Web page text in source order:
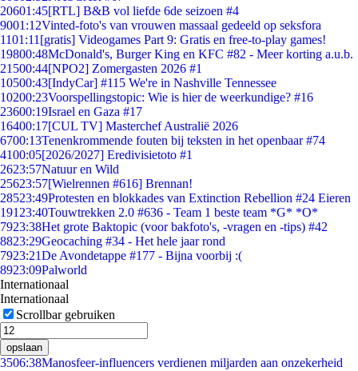
20601:45[RTL] B&B vol liefde 6de seizoen #4
9001:12Vinted-foto's van vrouwen massaal gedeeld op seksfora
1101:11 [gratis] Videogames Part 9: Gratis en free-to-play games!
19800:48McDonald's, Burger King en KFC #82 - Meer korting a.u.b.
21500:44[NPO2] Zomergasten 2026 #1
10500:43[IndyCar] #115 We're in Nashville Tennessee
10200:23Voorspellingstopic: Wie is hier de weerkundige? #16
23600:19Israel en Gaza #17
16400:17[CUL TV] Masterchef Australië 2026
6700:13Tenenkrommende fouten bij teksten in het openbaar #74
4100:05[2026/2027] Eredivisietoto #1
2623:57Natuur en Wild
25623:57[Wielrennen #616] Brennan!
28523:49Protesten en blokkades van Extinction Rebellion #24 Eieren
191 23:40Touwtrekken 2.0 #636 - Team 1 beste team *G* *O*
7923:38Het grote Baktopic (voor bakfoto's, -vragen en -tips) #42
8823:29Geocaching #34 - Het hele jaar rond
7923:21De Avondetappe #177 - Bijna voorbij :(
8923:09Palworld
Internationaal
Internationaal
Scrollbar gebruiken
opslaan
3506:38Manosfeer-influencers verdienen miljarden aan onzekerheid